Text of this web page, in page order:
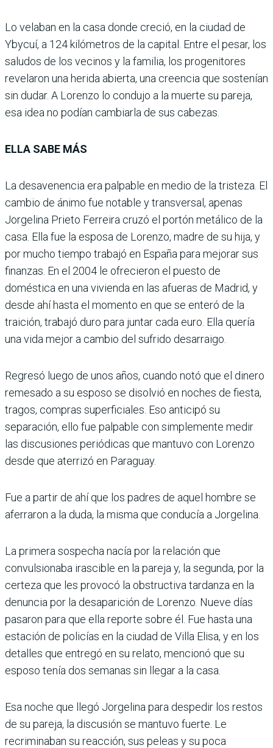
Lo velaban en la casa donde creció, en la ciudad de
Ybycuí, a 124 kilómetros de la capital. Entre el pesar, los
saludos de los vecinos y la familia, los progenitores
revelaron una herida abierta, una creencia que sostenían
sin dudar. A Lorenzo lo condujo a la muerte su pareja,
esa idea no podían cambiarla de sus cabezas.
ELLA SABE MÁS
La desavenencia era palpable en medio de la tristeza. El
cambio de ánimo fue notable y transversal, apenas
Jorgelina Prieto Ferreira cruzó el portón metálico de la
casa. Ella fue la esposa de Lorenzo, madre de su hija, y
por mucho tiempo trabajó en España para mejorar sus
finanzas. En el 2004 le ofrecieron el puesto de
doméstica en una vivienda en las afueras de Madrid, y
desde ahí hasta el momento en que se enteró de la
traición, trabajó duro para juntar cada euro. Ella quería
una vida mejor a cambio del sufrido desarraigo.
Regresó luego de unos años, cuando notó que el dinero
remesado a su esposo se disolvió en noches de fiesta,
tragos, compras superficiales. Eso anticipó su
separación, ello fue palpable con simplemente medir
las discusiones periódicas que mantuvo con Lorenzo
desde que aterrizó en Paraguay.
Fue a partir de ahí que los padres de aquel hombre se
aferraron a la duda, la misma que conducía a Jorgelina.
La primera sospecha nacía por la relación que
convulsionaba irascible en la pareja y, la segunda, por la
certeza que les provocó la obstructiva tardanza en la
denuncia por la desaparición de Lorenzo. Nueve días
pasaron para que ella reporte sobre él. Fue hasta una
estación de policías en la ciudad de Villa Elisa, y en los
detalles que entregó en su relato, mencionó que su
esposo tenía dos semanas sin llegar a la casa.
Esa noche que llegó Jorgelina para despedir los restos
de su pareja, la discusión se mantuvo fuerte. Le
recriminaban su reacción, sus peleas y su poca